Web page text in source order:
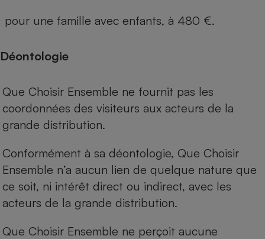
pour une famille avec enfants, à 480 €.
Déontologie
Que Choisir Ensemble ne fournit pas les
coordonnées des visiteurs aux acteurs de la
grande distribution.
Conformément à sa déontologie, Que Choisir
Ensemble n’a aucun lien de quelque nature que
ce soit, ni intérêt direct ou indirect, avec les
acteurs de la grande distribution.
Que Choisir Ensemble ne perçoit aucune